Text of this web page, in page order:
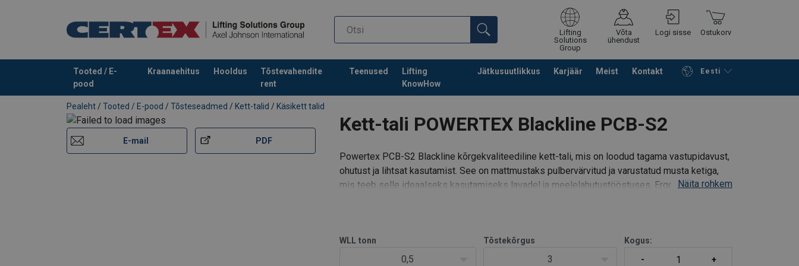
Lifting
Solutions
Group
Võta
ühendust
Logi sisse Ostukorv
Tooted / E-
pood
Kraanaehitus Hooldus
Tõstevahendite
rent
Teenused
Lifting
KnowHow
Jätkusuutlikkus Karjäär Meist Kontakt Eesti
Toode on lisatud teie päringule Jätka ostlemist Edasi ostukorvi
Pealeht / Tooted / E-pood / Tõsteseadmed / Kett-talid / Käsikett talid
Kett-tali POWERTEX Blackline PCB-S2
E-mail PDF
Powertex PCB-S2 Blackline kõrgekvaliteediline kett-tali, mis on loodud tagama vastupidavust,
ohutust ja lihtsat kasutamist. See on mattmustaks pulbervärvitud ja varustatud musta ketiga,
mis teeb selle ideaalseks kasutamiseks lavadel ja meelelahutustööstuses. Ergonoomilise
Näita rohkem
WLL tonn
0,5
Tõstekõrgus
3
Kogus:
Powertex-Chain-Block-PCB-S2BK-DoC-ML-20251001.pdf